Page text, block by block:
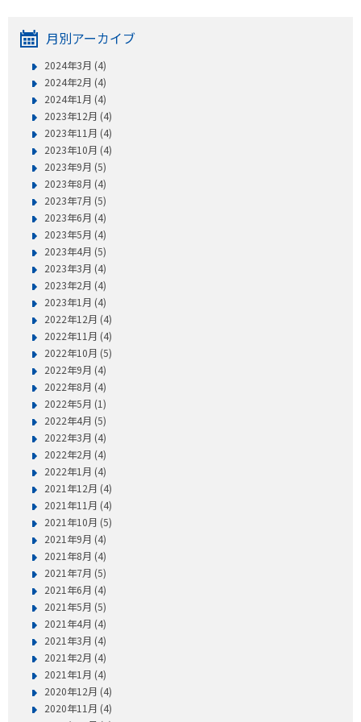
月別アーカイブ
2024年3月 (4)
2024年2月 (4)
2024年1月 (4)
2023年12月 (4)
2023年11月 (4)
2023年10月 (4)
2023年9月 (5)
2023年8月 (4)
2023年7月 (5)
2023年6月 (4)
2023年5月 (4)
2023年4月 (5)
2023年3月 (4)
2023年2月 (4)
2023年1月 (4)
2022年12月 (4)
2022年11月 (4)
2022年10月 (5)
2022年9月 (4)
2022年8月 (4)
2022年5月 (1)
2022年4月 (5)
2022年3月 (4)
2022年2月 (4)
2022年1月 (4)
2021年12月 (4)
2021年11月 (4)
2021年10月 (5)
2021年9月 (4)
2021年8月 (4)
2021年7月 (5)
2021年6月 (4)
2021年5月 (5)
2021年4月 (4)
2021年3月 (4)
2021年2月 (4)
2021年1月 (4)
2020年12月 (4)
2020年11月 (4)